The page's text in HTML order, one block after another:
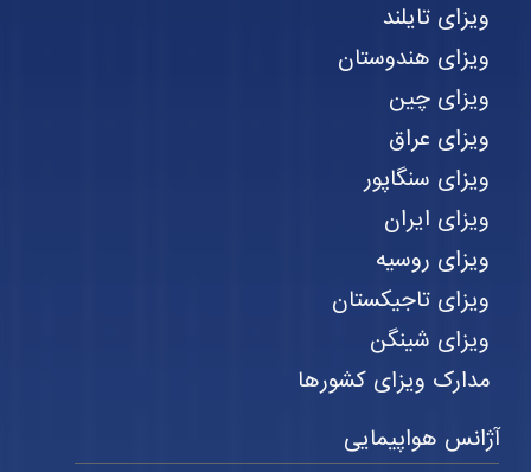
ویزای تایلند
ویزای هندوستان
ویزای چین
ویزای عراق
ویزای سنگاپور
ویزای ایران
ویزای روسیه
ویزای تاجیکستان
ویزای شینگن
مدارک ویزای کشورها
آژانس هواپیمایی